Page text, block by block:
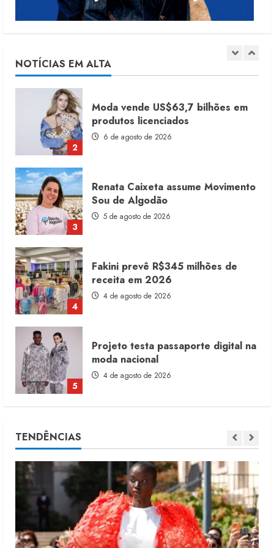
NOTÍCIAS EM ALTA
1
7 de agosto de 2026
2
Moda vende US$63,7 bilhões em
produtos licenciados
6 de agosto de 2026
3
Renata Caixeta assume Movimento
Sou de Algodão
5 de agosto de 2026
4
Fakini prevê R$345 milhões de
receita em 2026
4 de agosto de 2026
5
Projeto testa passaporte digital na
moda nacional
4 de agosto de 2026
1
2
Moda vende US$63,7 bilhões em
produtos licenciados
6 de agosto de 2026
TENDÊNCIAS